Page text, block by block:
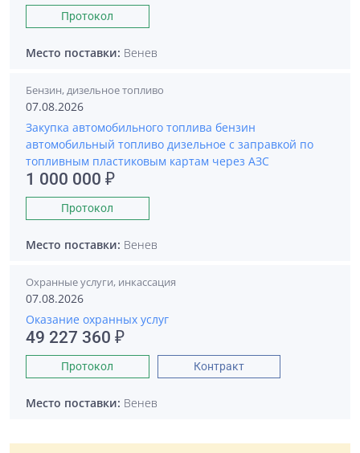
Протокол
Место поставки: Венев
Бензин, дизельное топливо
07.08.2026
Закупка автомобильного топлива бензин
автомобильный топливо дизельное с заправкой по
топливным пластиковым картам через АЗС
1 000 000 ₽
Протокол
Место поставки: Венев
Охранные услуги, инкассация
07.08.2026
Оказание охранных услуг
49 227 360 ₽
Протокол Контракт
Место поставки: Венев